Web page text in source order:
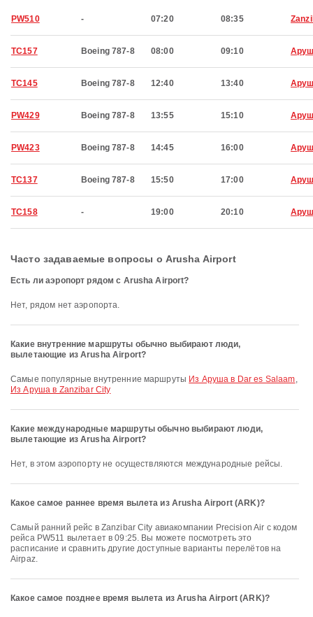
PW510 - 07:20 08:35
TC157 Boeing 787-8 08:00 09:10
TC145 Boeing 787-8 12:40 13:40
PW429 Boeing 787-8 13:55 15:10
PW423 Boeing 787-8 14:45 16:00
TC137 Boeing 787-8 15:50 17:00
TC158 - 19:00 20:10
Часто задаваемые вопросы о Arusha Airport
Есть ли аэропорт рядом с Arusha Airport?
Нет, рядом нет аэропорта.
Какие внутренние маршруты обычно выбирают люди,
вылетающие из Arusha Airport?
Самые популярные внутренние маршруты Из Аруша в Dar es Salaam,
Из Аруша в Zanzibar City
Какие международные маршруты обычно выбирают люди,
вылетающие из Arusha Airport?
Нет, в этом аэропорту не осуществляются международные рейсы.
Какое самое раннее время вылета из Arusha Airport (ARK)?
Самый ранний рейс в Zanzibar City авиакомпании Precision Air с кодом
рейса PW511 вылетает в 09:25. Вы можете посмотреть это
расписание и сравнить другие доступные варианты перелётов на
Airpaz.
Какое самое позднее время вылета из Arusha Airport (ARK)?